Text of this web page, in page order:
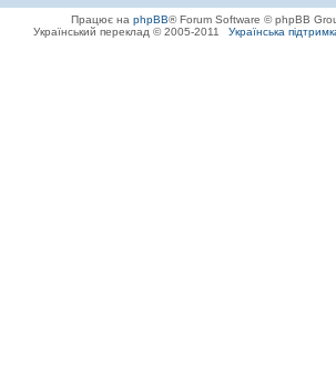
Працює на phpBB® Forum Software © phpBB
Український переклад © 2005-2011
Українська